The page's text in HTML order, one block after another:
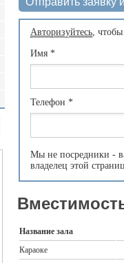
Авторизуйтесь,
Имя *
Телефон *
Мы не посредники -
владелец этой
Название зала
Караоке